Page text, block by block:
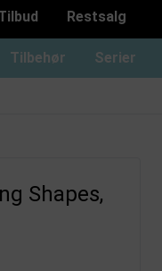
Restsalg
Tilbehør Serier
Shapes,